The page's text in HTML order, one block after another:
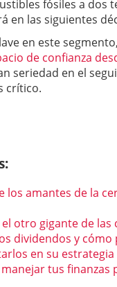
fósiles a dos
en las siguientes
en este
de confianza
seriedad en el
crítico.
los amantes de la
otro gigante de
dividendos y cómo
en su estrategia
tus finanzas